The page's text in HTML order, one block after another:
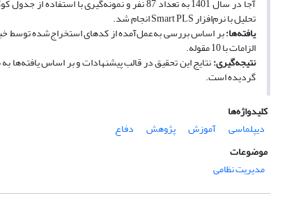
تحلیل با نرم‌افزار Smart PLS انجام شد.
یافته‌ها:
الزامات با 10 مقوله.
نتیجه‌گیری:نتایج این تحقیق در قالب پیشنهادات و بر اساس یافته‌ها
گردیده است.
کلیدواژه‌ها
دیپلماسی
آموزش پژوهش
دفاع
موضوعات
مدیریت نظامی